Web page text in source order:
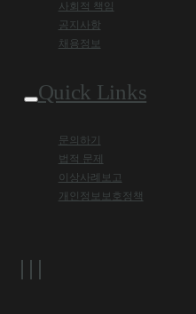
사회적 책임
공지사항
채용정보
Quick Links
문의하기
법적 문제
이상사례보고
개인정보보호정책